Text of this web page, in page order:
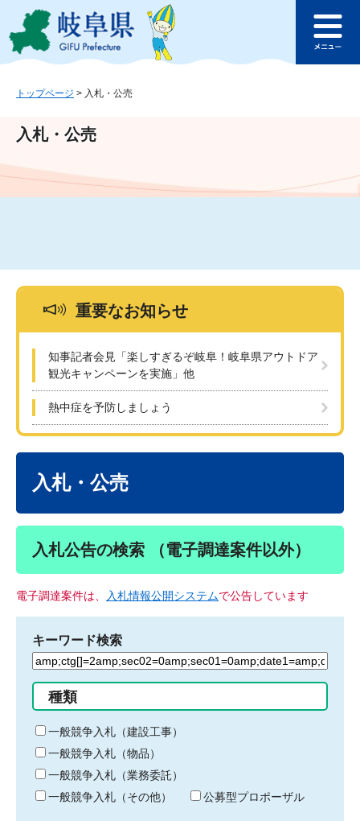
ジ
ュ
文
このページの本文へ
ュ
トップページ > 入札・公売
入札・公売
重要なお知らせ
知事記者会見「楽しすぎるぞ岐阜！岐阜県アウトドア
観光キャンペーンを実施」他
熱中症を予防しましょう
入札・公売
入札公告の検索 （電子調達案件以外）
電子調達案件は、 入札情報公開システムで公告しています
キーワード検索
検
る
キ
ー
ワ
ー
ド
種類
一般競争入札（建設工事）
一般競争入札（物品）
一般競争入札（業務委託）
一般競争入札（その他）
公募型プロポーザル